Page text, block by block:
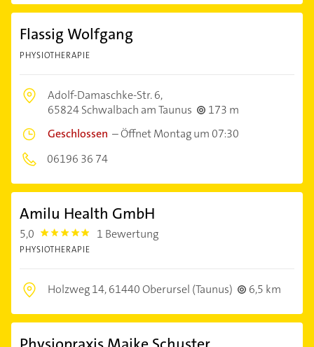
Flassig Wolfgang
PHYSIOTHERAPIE
Adolf-Damaschke-Str. 6,
65824 Schwalbach am Taunus
173 m
Geschlossen –Öffnet Montag um 07:30
06196 36 74
Amilu Health GmbH
5,0 5.0 1 Bewertung
PHYSIOTHERAPIE
Holzweg 14,61440 Oberursel (Taunus) 6,5 km